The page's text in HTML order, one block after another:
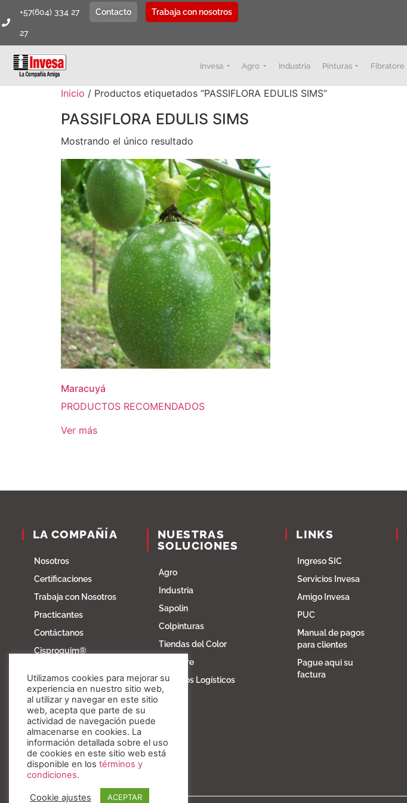
+57(604) 334 27
27
Contacto Trabaja con nosotros
Invesa Agro Industria Pinturas Fibratore
Inicio / Productos etiquetados “PASSIFLORA EDULIS SIMS”
PASSIFLORA EDULIS SIMS
Mostrando el único resultado
Maracuyá
PRODUCTOS RECOMENDADOS
Ver más
LA COMPAÑÍA
Nosotros
Certificaciones
Trabaja con Nosotros
Practicantes
Contáctanos
Cisproquim®
Blog
Fundación Invesa
Nuestros valores
NUESTRAS
SOLUCIONES
Agro
Industria
Sapolin
Colpinturas
Tiendas del Color
Fibratore
Servicios Logísticos
LINKS
Ingreso SIC
Servicios Invesa
Amigo Invesa
PUC
Manual de pagos
para clientes
Pague aqui su
factura
Utilizamos cookies para mejorar su
experiencia en nuestro sitio web,
al utilizar y navegar en este sitio
web, acepta que parte de su
actividad de navegación puede
almacenarse en cookies. La
información detallada sobre el uso
de cookies en este sitio web está
disponible en los términos y
condiciones.
Cookie ajustes ACEPTAR